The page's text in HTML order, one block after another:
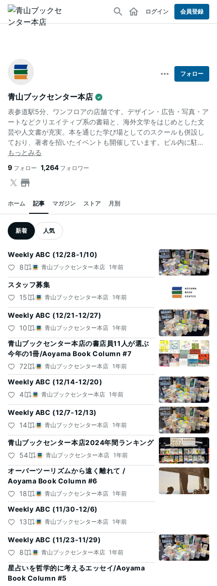
ログイン 会員登録
フォロー
青山ブックセンター本店
表参道駅5分、ワンフロアの店舗です。デザイン・広告・写真・ア
ートなどクリエイティブ系の書籍と、海外文学をはじめとした文
芸や人文書が充実。本を通じた学び場としてのスクールも併設し
ており、著者を招いたイベントも開催しています。ビル内に駐車
場有。
9 フォロー 1,264 フォロワー
ホーム 記事 マガジン ストア 月別
新着 人気
Weekly ABC (12/28-1/10)
8
青山ブックセンター本店 1年前
スタッフ募集
15
青山ブックセンター本店 1年前
Weekly ABC (12/21-12/27)
10
青山ブックセンター本店 1年前
青山ブックセンター本店の書店員11人が選ぶ
今年の1冊/Aoyama Book Column #7
72
青山ブックセンター本店 1年前
Weekly ABC (12/14-12/20)
4
青山ブックセンター本店 1年前
Weekly ABC (12/7-12/13)
14
青山ブックセンター本店 1年前
青山ブックセンター本店2024年間ランキング
54
青山ブックセンター本店 1年前
オーバーツーリズムから遠く離れて /
Aoyama Book Column #6
18
青山ブックセンター本店 1年前
Weekly ABC (11/30-12/6)
13
青山ブックセンター本店 1年前
Weekly ABC (11/23-11/29)
8
青山ブックセンター本店 1年前
星占いを哲学的に考えるエッセイ/Aoyama
Book Column #5